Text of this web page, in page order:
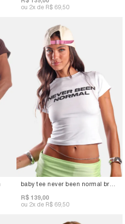
2x R$ 69,50
baby tee never been normal branco
R$ 139,00
2x R$ 69,50